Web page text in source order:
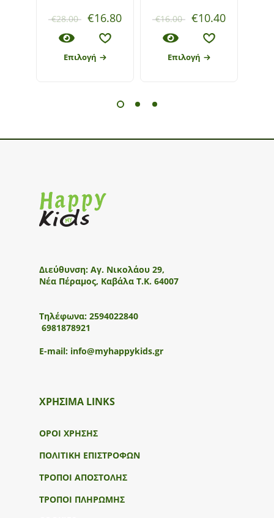
€28.00 €16.80
Επιλογή
€16.00 €10.40
Επιλογή
Διεύθυνση: Αγ. Νικολάου 29,
Νέα Πέραμος, Καβάλα Τ.Κ. 64007
Τηλέφωνα: 2594022840
6981878921
E-mail: info@myhappykids.gr
ΧΡΗΣΙΜΑ LINKS
ΟΡΟΙ ΧΡΗΣΗΣ
ΠΟΛΙΤΙΚΗ ΕΠΙΣΤΡΟΦΩΝ
ΤΡΟΠΟΙ ΑΠΟΣΤΟΛΗΣ
ΤΡΟΠΟΙ ΠΛΗΡΩΜΗΣ